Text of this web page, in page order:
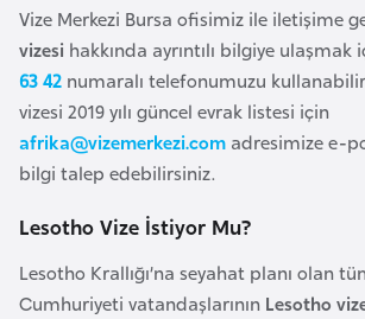
Vize Merkezi Bursa ofisimiz ile iletişime
vizesi hakkında ayrıntılı bilgiye ulaşmak
63 42 numaralı telefonumuzu
vizesi 2019 yılı güncel evrak listesi için
afrika@vizemerkezi.com adresimize e-
bilgi talep edebilirsiniz.
Lesotho Vize İstiyor Mu?
Lesotho Krallığı’na seyahat planı olan
Cumhuriyeti vatandaşlarının Lesotho
e
ş
B
e
l
r
u
s